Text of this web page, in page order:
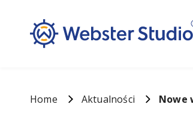
Home Aktualności Nowe